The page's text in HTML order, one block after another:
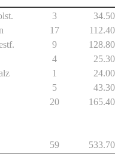
3
17
9
4
1
5
20
59